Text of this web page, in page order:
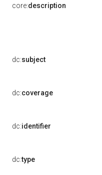
core:description
dc:subject
dc:coverage
dc:identifier
dc:type